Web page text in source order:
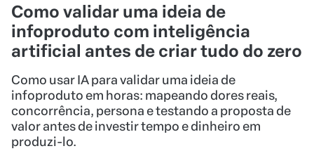
Como validar uma ideia de
infoproduto com inteligência
artificial antes de criar tudo do zero
Como usar IA para validar uma ideia de
infoproduto em horas: mapeando dores reais,
concorrência, persona e testando a proposta de
valor antes de investir tempo e dinheiro em
produzi-lo.